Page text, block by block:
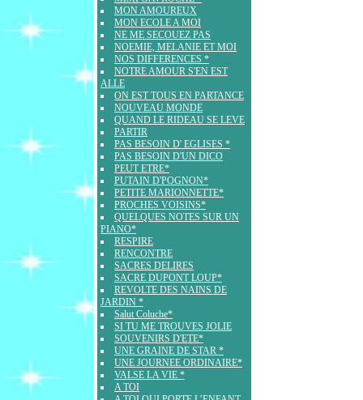
MON AMOUREUX
MON ECOLE A MOI
NE ME SECOUEZ PAS
NOEMIE, MELANIE ET MOI
NOS DIFFERENCES *
NOTRE AMOUR S'EN EST
ALLE
ON EST TOUS EN PARTANCE
NOUVEAU MONDE
QUAND LE RIDEAU SE LEVE
PARTIR
PAS BESOIN D' EGLISES *
PAS BESOIN D'UN DICO
PEUT ETRE*
PUTAIN D'POGNON*
PETITE MARIONNETTE*
PROCHES VOISINS*
QUELQUES NOTES SUR UN
PIANO*
RESPIRE
RENCONTRE
SACRES DELIRES
SACRE DUPONT LOUP*
REVOLTE DES NAINS DE
JARDIN *
Salut Coluche*
SI TU ME TROUVES JOLIE
SOUVENIRS D'ETE*
UNE GRAINE DE STAR *
UNE JOURNEE ORDINAIRE*
VALSE LA VIE *
A TOI